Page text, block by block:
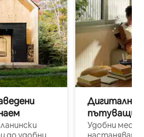
Дигитални
пътуващи
Удобни